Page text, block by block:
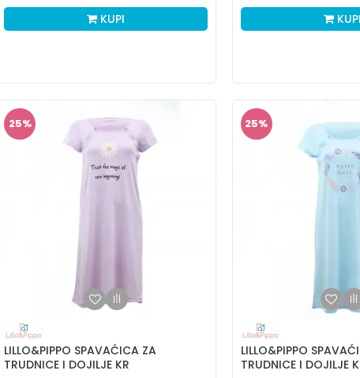
KUPI KUPI
25%
LILLO&PIPPO SPAVAĆICA ZA
TRUDNICE I DOJILJE KR
25%
LILLO&PIPPO
TRUDNICE I DOJILJE